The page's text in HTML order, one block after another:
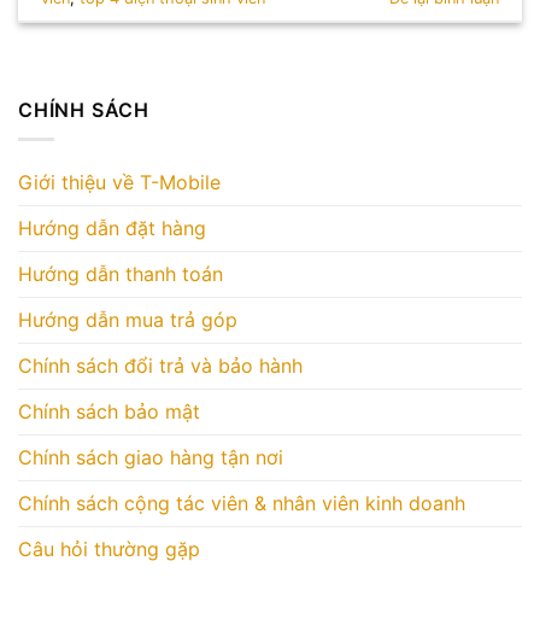
CHÍNH SÁCH
Giới thiệu về T-Mobile
Hướng dẫn đặt hàng
Hướng dẫn thanh toán
Hướng dẫn mua trả góp
Chính sách đổi trả và bảo hành
Chính sách bảo mật
Chính sách giao hàng tận nơi
Chính sách cộng tác viên & nhân viên kinh doanh
Câu hỏi thường gặp